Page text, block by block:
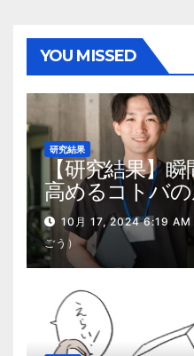
YOU MISSED
研究結果
【研究結果】
高めるコトバの
10月 17, 2024 6:19 AM
ごう）